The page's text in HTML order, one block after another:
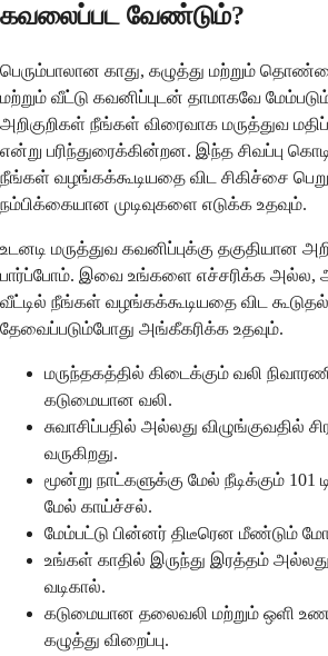
கவலைப்பட வேண்டும்?
பெரும்பாலான காது, கழுத்து மற்றும்
மற்றும் வீட்டு கவனிப்புடன் தாமாகவே
அறிகுறிகள் நீங்கள் விரைவாக மருத்துவ
என்று பரிந்துரைக்கின்றன. இந்த சிவப்பு
நீங்கள் வழங்கக்கூடியதை விட சிகிச்சை
நம்பிக்கையான முடிவுகளை எடுக்க உதவும்.
உடனடி மருத்துவ கவனிப்புக்கு தகுதியான
பார்ப்போம். இவை உங்களை எச்சரிக்க அல்ல,
வீட்டில் நீங்கள் வழங்கக்கூடியதை விட
தேவைப்படும்போது அங்கீகரிக்க உதவும்.
மருந்தகத்தில் கிடைக்கும் வலி
கடுமையான வலி.
சுவாசிப்பதில் அல்லது விழுங்குவதில்
வருகிறது.
மூன்று நாட்களுக்கு மேல் நீடிக்கும் 101
மேல் காய்ச்சல்.
மேம்பட்டு பின்னர் திடீரென மீண்டும்
உங்கள் காதில் இருந்து இரத்தம் அல்லது
வடிகால்.
கடுமையான தலைவலி மற்றும் ஒளி
கழுத்து விறைப்பு.